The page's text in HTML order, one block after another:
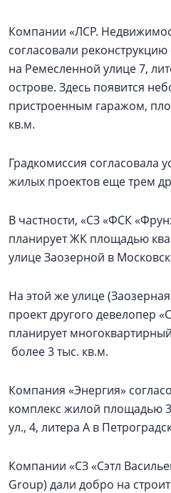
Компании «ЛСР.
согласовали
на Ремесленной улице 7,
острове. Здесь появится
пристроенным гаражом,
кв.м.
Градкомиссия согласовала
жилых проектов еще трем
В частности, «СЗ «ФСК
планирует ЖК площадью
улице Заозерной в
На этой же улице
проект другого девелопер
планирует
более 3 тыс. кв.м.
Компания «Энергия»
комплекс жилой площадью
ул., 4, литера А в
Компании «СЗ «Сэтл
Group) дали добро на